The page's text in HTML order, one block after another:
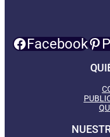
Facebook